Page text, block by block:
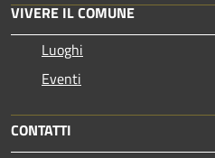
VIVERE IL COMUNE
Luoghi
Eventi
CONTATTI